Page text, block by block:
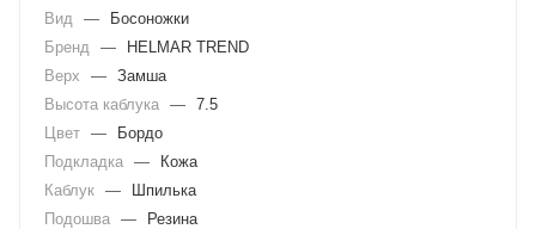
Вид
—
Босоножки
Бренд
—
HELMAR TREND
Верх
— Замша
Высота каблука — 7.5
Цвет —
Бордо
Подкладка —
Кожа
Каблук —
Шпилька
Подошва — Резина